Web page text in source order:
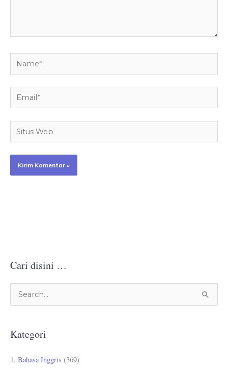
Name*
Email*
Situs
Web
Cari disini …
i
u
Kategori
1. Bahasa Inggris (369)